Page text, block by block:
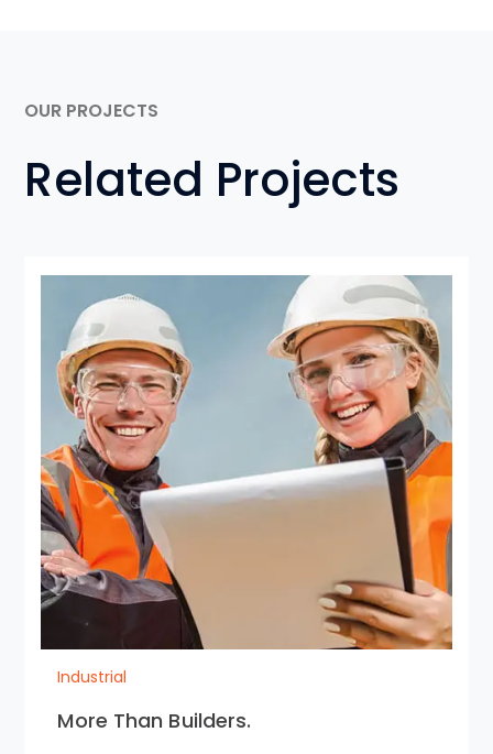
OUR PROJECTS
Related Projects
Industrial
More Than Builders.